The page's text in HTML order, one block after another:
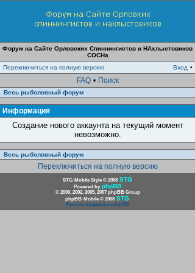
Форум на Сайте Орловских Спиннингистов и НАхлыстовиков
СОСНа
Переключиться на полную версию
Вход •
FAQ • Поиск
Весь рыболовный форум
Информация
Создание нового аккаунта на текущий момент
невозможно.
Весь рыболовный форум
Переключиться на полную версию
STG-Mobile Style © 2008 STG
Powered by phpBB
© 2000, 2002, 2005, 2007 phpBB Group
phpBB-Mobile © 2008 STG
Русская поддержка phpBB